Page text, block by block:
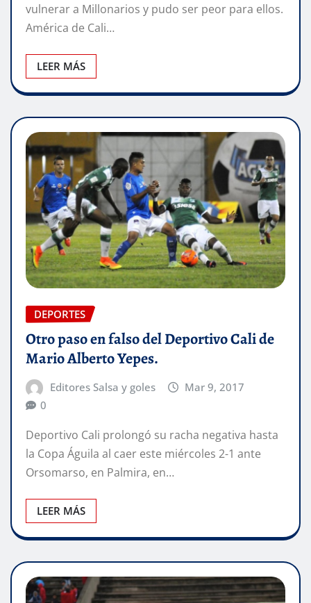
vulnerar a Millonarios y pudo ser peor para ellos.
América de Cali…
LEER MÁS
DEPORTES
Otro paso en falso del Deportivo Cali de
Mario Alberto Yepes.
Editores Salsa y goles
Mar 9, 2017
0
Deportivo Cali prolongó su racha negativa hasta
la Copa Águila al caer este miércoles 2-1 ante
Orsomarso, en Palmira, en…
LEER MÁS